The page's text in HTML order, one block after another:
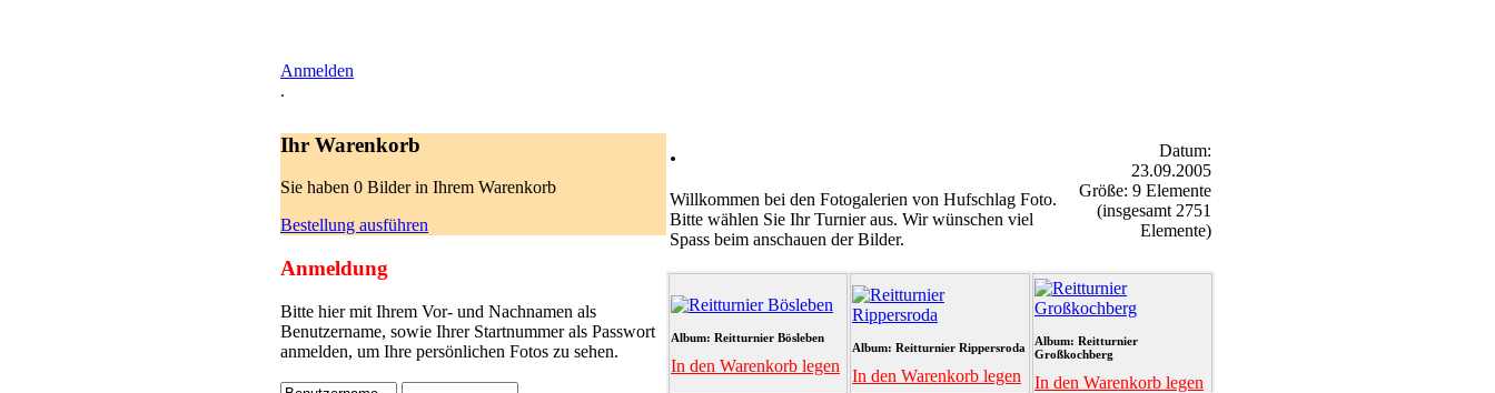
Anmelden
.
Ihr Warenkorb
Sie haben 0 Bilder in Ihrem Warenkorb
Bestellung ausführen
Anmeldung
Bitte hier mit Ihrem Vor- und Nachnamen als
Benutzername, sowie Ihrer Startnummer als Passwort
anmelden, um Ihre persönlichen Fotos zu sehen.
.
Willkommen bei den Fotogalerien von Hufschlag Foto.
Bitte wählen Sie Ihr Turnier aus. Wir wünschen viel
Spass beim anschauen der Bilder.
Datum:
23.09.2005
Größe: 9 Elemente
(insgesamt 2751
Elemente)
Album: Reitturnier Bösleben
In den Warenkorb legen
Album: Reitturnier Rippersroda
In den Warenkorb legen
Album: Reitturnier
Großkochberg
In den Warenkorb legen